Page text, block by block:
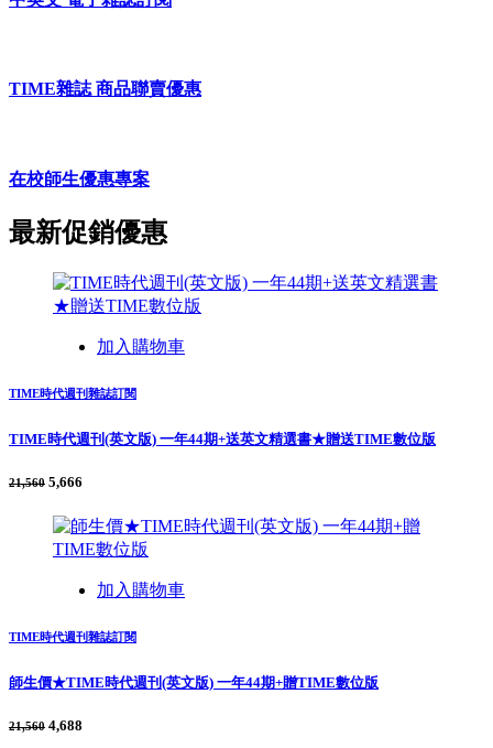
TIME雜誌 商品聯賣優惠
在校師生優惠專案
最新促銷優惠
加入購物車
TIME時代週刊雜誌訂閱
TIME時代週刊(英文版) 一年44期+送英文精選書★贈送TIME數位版
21,560 5,666
加入購物車
TIME時代週刊雜誌訂閱
師生價★TIME時代週刊(英文版) 一年44期+贈TIME數位版
21,560 4,688